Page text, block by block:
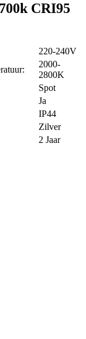
CRI95
220-240V
2000-
2800K
Spot
Ja
IP44
Zilver
2 Jaar